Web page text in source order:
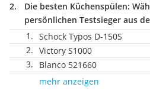
Die besten Küchenspülen:
persönlichen Testsieger aus
Schock Typos D-150S
Victory S1000
Blanco 521660
mehr anzeigen